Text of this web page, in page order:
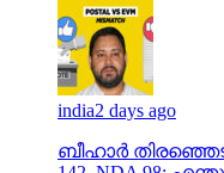
india2 days ago
ബീഹാർ